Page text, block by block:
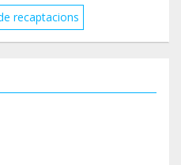
clinicaveterinariavetfa
cvpecas/posts/827717
351435131629702/pho
recaptacions